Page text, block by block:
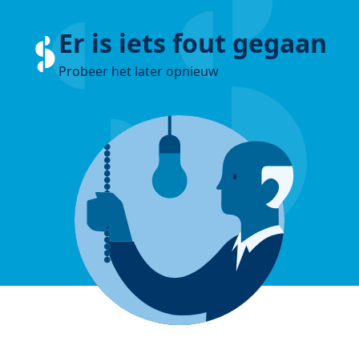
Er is iets fout gegaan
Probeer het later opnieuw